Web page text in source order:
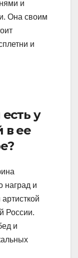
и
Она своим
и
у
в ее
наград и
России.
и